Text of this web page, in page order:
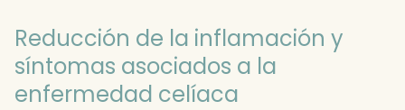
Reducción de la inflamación y
síntomas asociados a la
enfermedad celíaca